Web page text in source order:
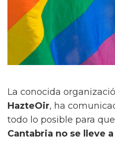
La conocida
HazteOir, ha
todo lo posible para que
Cantabria no se lleve